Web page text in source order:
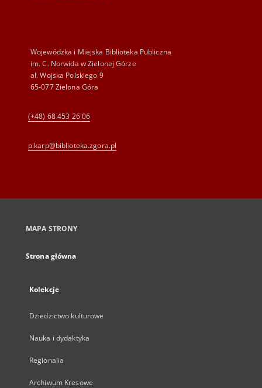
Wojewódzka i Miejska Biblioteka Publiczna
im. C. Norwida w Zielonej Górze
al. Wojska Polskiego 9
65-077 Zielona Góra
(+48) 68 453 26 06
p.karp@biblioteka.zgora.pl
MAPA STRONY
Strona główna
Kolekcje
Dziedzictwo kulturowe
Nauka i dydaktyka
Regionalia
Archiwum Kresowe